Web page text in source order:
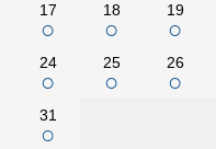
17
○
18
○
19
○
24
○
25
○
26
○
31
○